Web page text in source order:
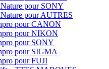
pour SONY
pour AUTRES
pour CANON
pour NIKON
pour SONY
pour SIGMA
pour FUJI